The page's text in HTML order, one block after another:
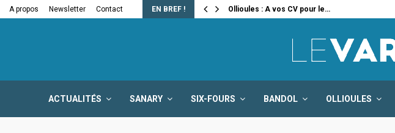
A propos Newsletter Contact EN BREF !
la fermeture… Ollioules : A vos CV pour le…
ACTUALITÉS SANARY SIX-FOURS BANDOL OLLIOULES